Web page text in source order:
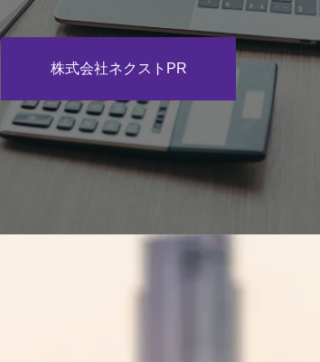
株式会社ネクストPR